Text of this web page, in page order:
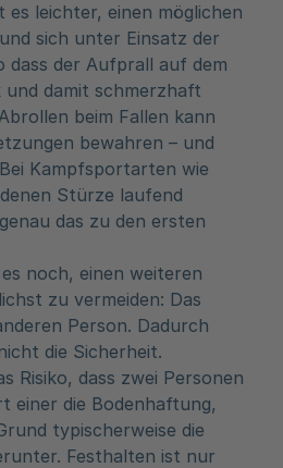
es leichter, einen möglichen
sich unter Einsatz der
dass der Aufprall auf dem
damit schmerzhaft
beim Fallen kann
bewahren – und
Kampfsportarten wie
Stürze laufend
das zu den ersten
noch, einen weiteren
zu vermeiden: Das
Person. Dadurch
die Sicherheit.
Risiko, dass zwei Personen
einer die Bodenhaftung,
typischerweise die
Festhalten ist nur